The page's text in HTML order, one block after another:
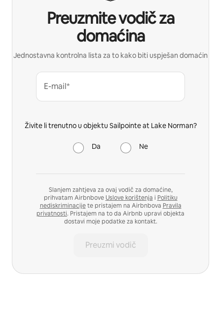
Preuzmite vodič za
domaćina
Jednostavna kontrolna lista za to kako biti uspješan domaćin
E-mail*
Živite li trenutno u objektu Sailpointe at Lake Norman?
Da Ne
Slanjem zahtjeva za ovaj vodič za domaćine,
prihvatam AirbnboveUslove korištenja i Politiku
nediskriminacijete pristajem na Airbnbova Pravila
privatnosti. Pristajem na to da Airbnb upravi objekta
dostavi moje podatke za kontakt.
Preuzmi vodič